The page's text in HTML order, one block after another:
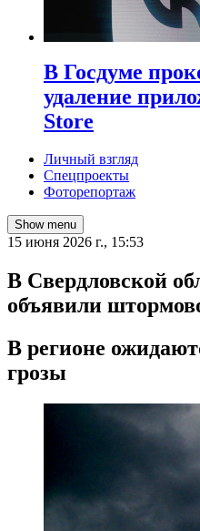
В Госдуме
удаление
Store
Личный взгляд
Спецпроекты
Фоторепортаж
Show menu
15 июня 2026 г., 15:53
В Свердловской
объявили
В регионе
грозы